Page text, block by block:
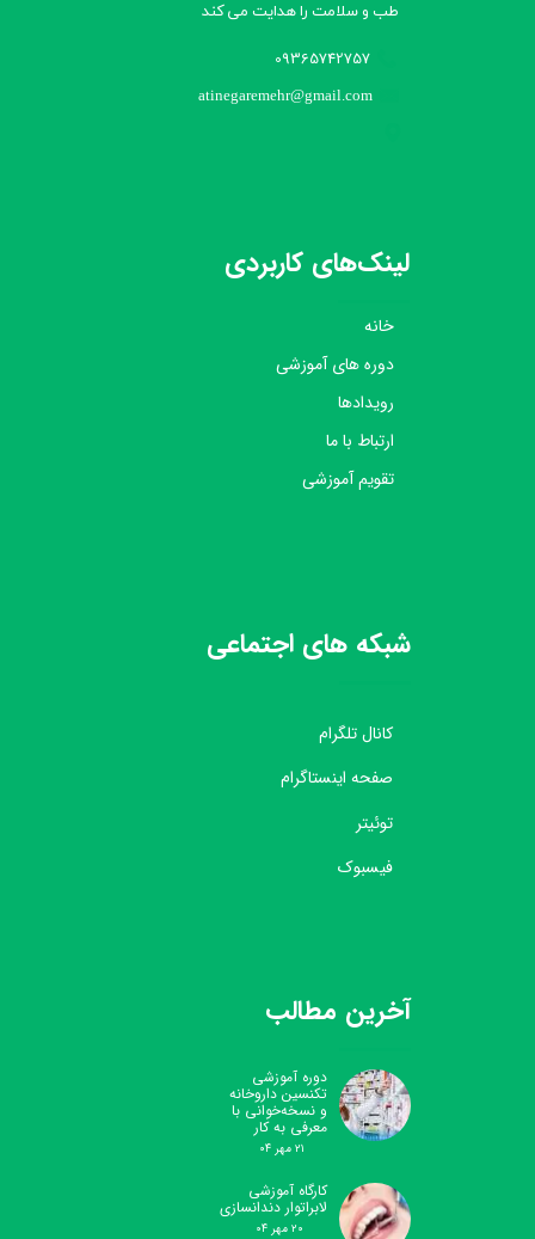
طب و سلامت را هدایت می کند​​​​​​​
09365742757
atinegaremehr@gmail.com
لینک‌های کاربردی
خانه
دوره های آموزشی
رویدادها
ارتباط با ما
تقویم آموزشی
آخرین مطالب
دوره آموزشی
تکنسین داروخانه
و نسخه‌خوانی با
معرفی به کار
۲۱ مهر ۰۴
کارگاه آموزشی
لابراتوار دندانسازی
۲۰ مهر ۰۴
شبکه های اجتماعی
کانال تلگرام
صفحه اینستاگرام
توئیتر
فیسبوک